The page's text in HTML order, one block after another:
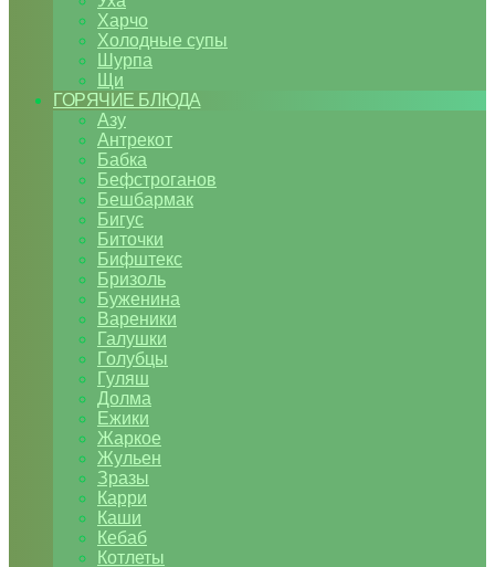
Харчо
Холодные супы
Шурпа
Щи
ГОРЯЧИЕ БЛЮДА
Азу
Антрекот
Бабка
Бефстроганов
Бешбармак
Бигус
Биточки
Бифштекс
Бризоль
Буженина
Вареники
Галушки
Голубцы
Гуляш
Долма
Ежики
Жаркое
Жульен
Зразы
Карри
Каши
Кебаб
Котлеты